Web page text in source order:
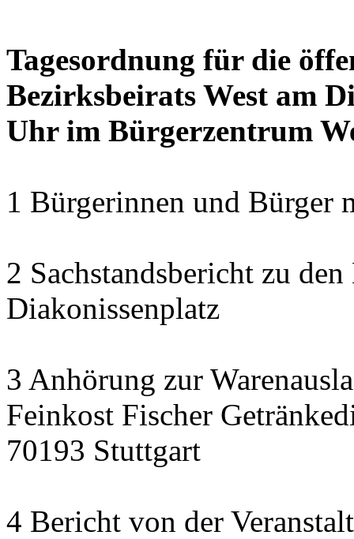
Tagesordnung für die
Bezirksbeirats West am
Uhr im Bürgerzentrum
1 Bürgerinnen und Bürger
2 Sachstandsbericht zu
Diakonissenplatz
3 Anhörung zur
Feinkost Fischer
70193 Stuttgart
4 Bericht von der